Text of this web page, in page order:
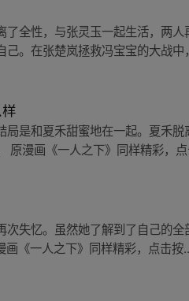
全性，与张灵玉一起生活，两
己。在张楚岚拯救冯宝宝的大战中
局是和夏禾甜蜜地在一起。夏禾
原漫画《一人之下》同样精彩，
次失忆。虽然她了解到了自己的
画《一人之下》同样精彩，点击按